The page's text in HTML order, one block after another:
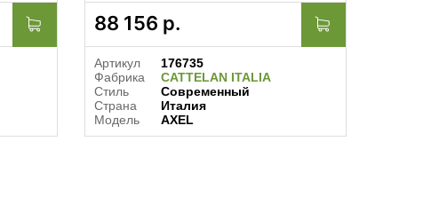
88 156 р.
Артикул
176735
Фабрика
CATTELAN ITALIA
Стиль
Современный
Страна
Италия
Модель
AXEL